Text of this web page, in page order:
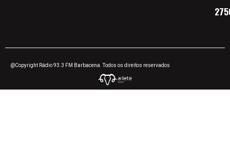
@Copyright Rádio 93.3 FM Barbacena. Todos os direitos reservados